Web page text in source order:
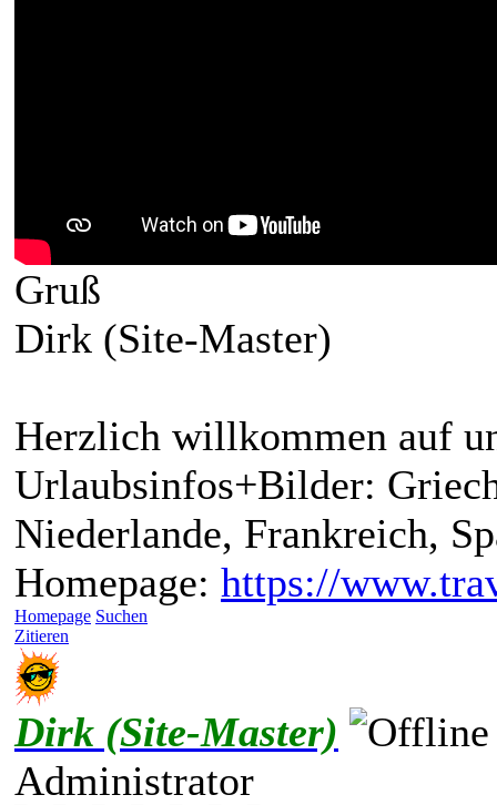
Gruß
Dirk (Site-Master)
Herzlich willkommen auf
Urlaubsinfos+Bilder:
Niederlande, Frankreich,
Homepage: https://
Homepage Suchen
Zitieren
Dirk (Site-Master)
Administrator